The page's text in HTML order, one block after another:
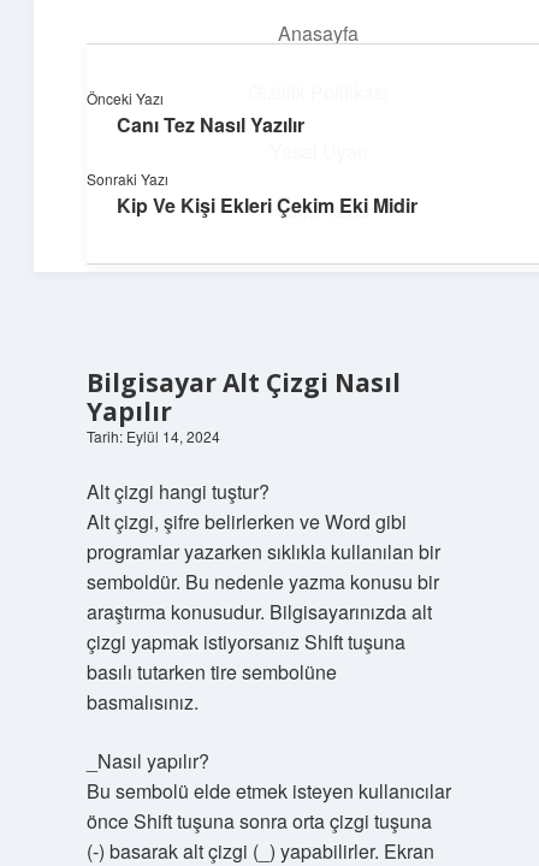
Anasayfa
Hakkımızda
Hayatına ferahlık katan öneriler!
Bilgisayar Alt Çizgi Nasıl
Yapılır
Tarih: Eylül 14, 2024
Alt çizgi hangi tuştur?
Alt çizgi, şifre belirlerken ve Word gibi
programlar yazarken sıklıkla kullanılan bir
semboldür. Bu nedenle yazma konusu bir
araştırma konusudur. Bilgisayarınızda alt
çizgi yapmak istiyorsanız Shift tuşuna
basılı tutarken tire sembolüne
basmalısınız.
_Nasıl yapılır?
Bu sembolü elde etmek isteyen kullanıcılar
önce Shift tuşuna sonra orta çizgi tuşuna
(-) basarak alt çizgi (_) yapabilirler. Ekran
Önceki Yazı
Canı Tez Nasıl Yazılır
Sonraki Yazı
Kip Ve Kişi Ekleri Çekim Eki Midir